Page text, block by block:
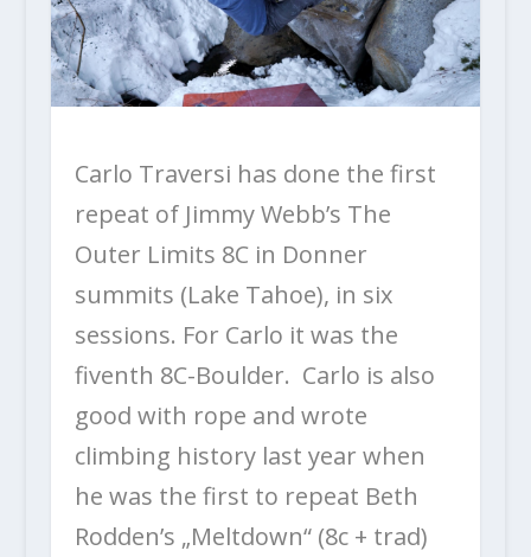
Carlo Traversi has done the first
repeat of Jimmy Webb’s The
Outer Limits 8C in Donner
summits (Lake Tahoe), in six
sessions. For Carlo it was the
fiventh 8C-Boulder. Carlo is also
good with rope and wrote
climbing history last year when
he was the first to repeat Beth
Rodden’s „Meltdown“ (8c + trad)